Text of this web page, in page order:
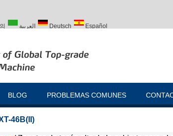
العربية Deutsch Español
BLOG PROBLEMAS COMUNES
46B(II)